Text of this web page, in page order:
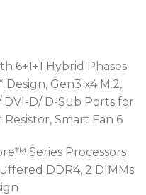
6+1+1 Hybrid Phases
Design, Gen3 x4 M.2,
DVI-D/ D-Sub Ports for
Smart Fan 6
Series Processors
DDR4, 2 DIMMs